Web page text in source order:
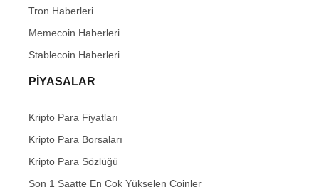
Tron Haberleri
Memecoin Haberleri
Stablecoin Haberleri
PIYASALAR
Kripto Para Fiyatları
Kripto Para Borsaları
Kripto Para Sözlüğü
Son 1 Saatte En Çok Yükselen Coinler